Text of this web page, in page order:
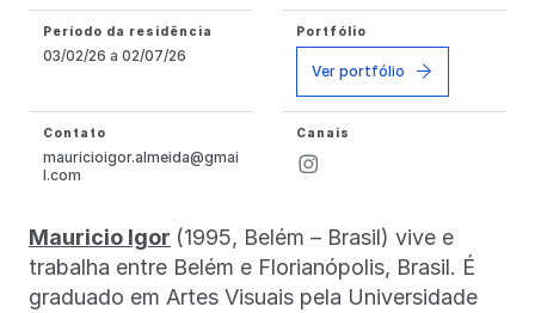
Período da residência
03/02/26 a 02/07/26
Portfólio
Ver portfólio
Contato
mauricioigor.almeida@gmai
l.com
Canais
Mauricio Igor (1995, Belém – Brasil) vive e
trabalha entre Belém e Florianópolis, Brasil. É
graduado em Artes Visuais pela Universidade